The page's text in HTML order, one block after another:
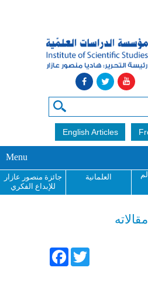
English Articles
Menu
العلمانية
جائزة منصور عازار
للإبداع الفكري
مقالاته
FacebookTwitter